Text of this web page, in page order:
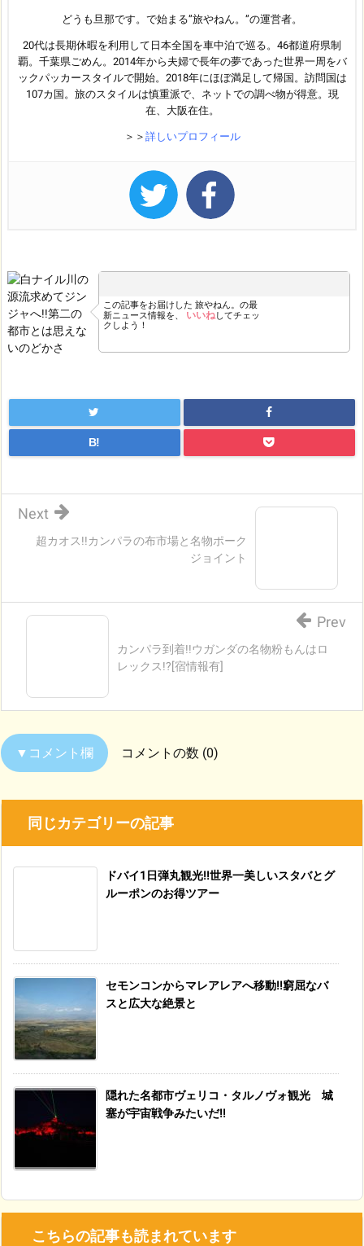
どうも旦那です。で始まる”旅やねん。”の運営者。
20代は長期休暇を利用して日本全国を車中泊で巡る。46都道府県制
覇。千葉県ごめん。2014年から夫婦で長年の夢であった世界一周をバ
ックパッカースタイルで開始。2018年にほぼ満足して帰国。訪問国は
107カ国。旅のスタイルは慎重派で、ネットでの調べ物が得意。現
在、大阪在住。
＞＞ 詳しいプロフィール
この記事をお届けした 旅やねん。の最
新ニュース情報を、
いいねしてチェッ
クしよう！
B!
超カオス!!カンパラの布市場と名物ポーク
ジョイント
Next
カンパラ到着!!ウガンダの名物粉もんはロ
レックス!?[宿情報有]
Prev
コメントの数 (0)
同じカテゴリーの記事
ドバイ1日弾丸観光!!世界一美しいスタバとグ
ルーポンのお得ツアー
セモンコンからマレアレアへ移動!!窮屈なバ
スと広大な絶景と
隠れた名都市ヴェリコ・タルノヴォ観光 城
塞が宇宙戦争みたいだ!!
こちらの記事も読まれています